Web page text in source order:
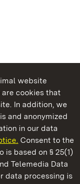
website
cookies that
In addition, we
and anonymized
in our data
Consent to the
is based on § 25(1)
Telemedia Data
data processing is
Wuerttemberg